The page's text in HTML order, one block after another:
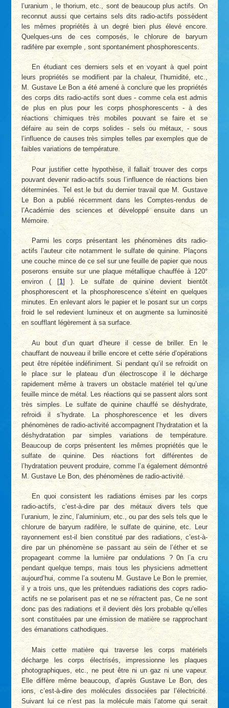
l’uranium , le thorium, etc., sont de beaucoup plus actifs. On
reconnut aussi que certains sels dits radio-actifs possèdent
les mêmes propriétés à un degré bien plus élevé encore.
Quelques-uns de ces composés, le chlorure de baryum
radifère par exemple , sont spontanément phosphorescents.
En étudiant ces derniers sels et en voyant à quel point
leurs propriétés se modifient par la chaleur, l’humidité, etc.,
M. Gustave Le Bon a été amené à conclure que les propriétés
des corps dits radio-actifs sont dues - comme cela est admis
de plus en plus pour les corps phosphorescents - à des
réactions chimiques très mobiles pouvant se faire et se
défaire au sein de corps solides - sels ou métaux, - sous
l’influence de causes très simples telles par exemples que de
faibles variations de température.
Pour justifier cette hypothèse, il fallait trouver des corps
pouvant devenir radio-actifs sous l’influence de réactions bien
déterminées. Tel est le but du dernier travail que M. Gustave
Le Bon a publié récemment dans les Comptes-rendus de
l’Académie des sciences et développé ensuite dans un
Mémoire.
Parmi les corps présentant les phénomènes dits radio-
actifs l’auteur cite notamment le sulfate de quinine. Plaçons
une couche mince de ce sel sur une feuille de papier que nous
poserons ensuite sur une plaque métallique chauffée à 120°
environ ( [1] ). Le sulfate de quinine devient bientôt
phosphorescent et la phosphorescence s’éteint en quelques
minutes. En enlevant alors le papier et le posant sur un corps
froid le sel redevient lumineux et on augmente sa luminosité
en soufflant légèrement à sa surface.
Au bout d’un quart d’heure il cesse de briller. En le
chauffant de nouveau il brille encore et cette série d’opérations
peut être répétée indéfiniment. Si pendant qu’il se refroidit on
le place sur le plateau d’un électroscope il le décharge
rapidement même à travers un obstacle matériel tel qu’une
feuille mince de métal. Les réactions qui se passent alors sont
très simples. Le sulfate de quinine chauffé se déshydrate,
refroidi il s’hydrate. La phosphorescence et les divers
phénomènes de radio-activité accompagnent l’hydratation et la
déshydratation par simples variations de température.
Beaucoup de corps présentent les mêmes propriétés que le
sulfate de quinine. Des réactions fort différentes de
l’hydratation peuvent produire, comme l’a également démontré
M. Gustave Le Bon, des phénomènes de radio-activité.
En quoi consistent les radiations émises par les corps
radio-actifs, c’est-à-dire par des métaux divers tels que
l’uranium, le zinc, l’aluminium, etc., ou par des sels tels que le
chlorure de baryum radifère, le sulfate de quinine, etc. Leur
rayonnement est-il bien constitué par des radiations, c’est-à-
dire par un phénomène se passant au sein de l’éther et se
propageant comme la lumière par ondulations ? 0n l’a cru
pendant quelque temps, mais tous les physiciens admettent
aujourd’hui, comme l’a soutenu M. Gustave Le Bon le premier,
il y a trois uns, que les prétendues radiations des coprs radio-
actifs ne se polarisent pas et ne se réfractent pas, Ce ne sont
donc pas des radiations et il devient dès lors probable qu’elles
sont constituées par une émission de matière se rapprochant
des émanations cathodiques.
Mais cette matière qui traverse les corps matériels
décharge les corps électrisés, impressionne les plaques
photographiques, etc., ne peut être ni un gaz ni une vapeur.
Elle diffère même beaucoup, d’après Gustave Le Bon, des
ions, c’est-à-dire des molécules dissociées par l’électricité.
Suivant lui ce n’est pas la molécule mais l’atome qui serait